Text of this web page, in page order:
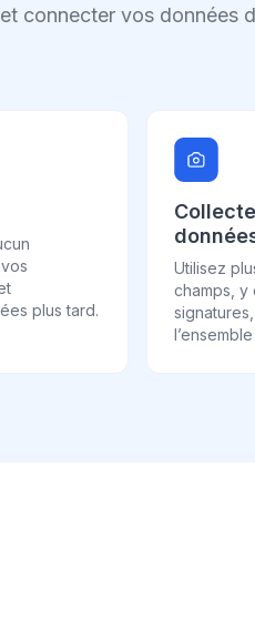
connecter vos données
plus tard.
Utilisez
champs, y